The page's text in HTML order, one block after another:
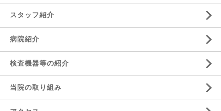
スタッフ紹介
病院紹介
検査機器等の紹介
当院の取り組み